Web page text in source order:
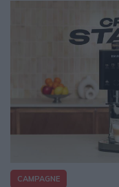
CAMPAGNE